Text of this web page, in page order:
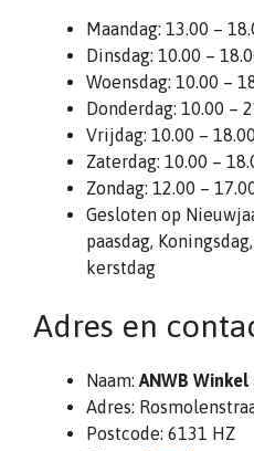
Maandag: 13.00 –
Dinsdag: 10.00 –
Woensdag: 10.00 –
Donderdag: 10.00 –
Vrijdag: 10.00 –
Zaterdag: 10.00 –
Zondag: 12.00 –
Gesloten op
paasdag,
kerstdag
Adres en
Naam: ANWB
Adres:
Postcode: 6131 HZ